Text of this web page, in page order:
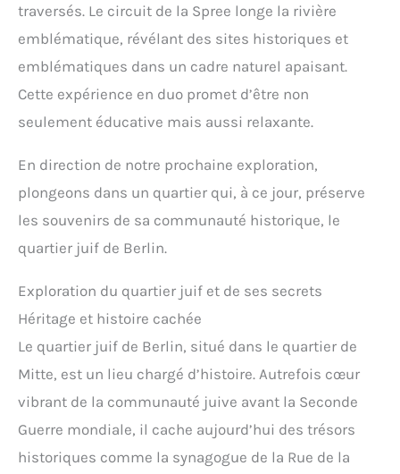
traversés. Le circuit de la Spree longe la rivière
emblématique, révélant des sites historiques et
emblématiques dans un cadre naturel apaisant.
Cette expérience en duo promet d’être non
seulement éducative mais aussi relaxante.
En direction de notre prochaine exploration,
plongeons dans un quartier qui, à ce jour, préserve
les souvenirs de sa communauté historique, le
quartier juif de Berlin.
Exploration du quartier juif et de ses secrets
Héritage et histoire cachée
Le quartier juif de Berlin, situé dans le quartier de
Mitte, est un lieu chargé d’histoire. Autrefois cœur
vibrant de la communauté juive avant la Seconde
Guerre mondiale, il cache aujourd’hui des trésors
historiques comme la synagogue de la Rue de la